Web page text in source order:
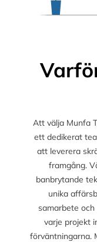
Att välja Munfa
ett dedikerat
att leverera
framgång.
banbrytande
unika
samarbete
varje projekt
förväntningarna.